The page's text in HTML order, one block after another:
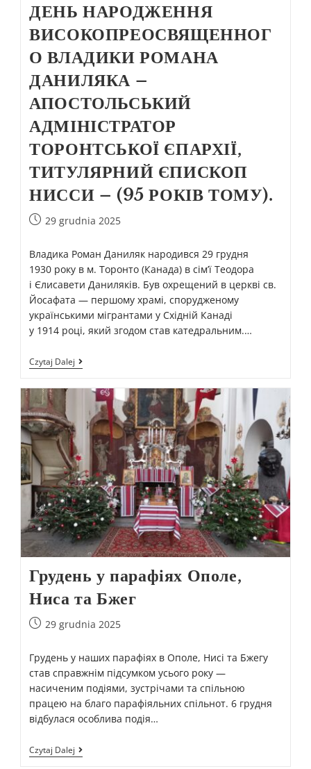
ДЕНЬ НАРОДЖЕННЯ
ВИСОКОПРЕОСВЯЩЕННОГ
О ВЛАДИКИ РОМАНА
ДАНИЛЯКА –
АПОСТОЛЬСЬКИЙ
АДМІНІСТРАТОР
ТОРОНТСЬКОЇ ЄПАРХІЇ,
ТИТУЛЯРНИЙ ЄПИСКОП
НИССИ – (95 РОКІВ ТОМУ).
29 grudnia 2025
Владика Роман Даниляк народився 29 грудня
1930 року в м. Торонто (Канада) в сім’ї Теодора
і Єлисавети Даниляків. Був охрещений в церкві св.
Йосафата — першому храмі, спорудженому
українськими мігрантами у Східній Канаді
у 1914 році, який згодом став катедральним.…
Czytaj Dalej
Грудень у парафіях Ополе,
Ниса та Бжег
29 grudnia 2025
Грудень у наших парафіях в Ополе, Нисі та Бжегу
став справжнім підсумком усього року —
насиченим подіями, зустрічами та спільною
працею на благо парафіяльних спільнот. 6 грудня
відбулася особлива подія…
Czytaj Dalej